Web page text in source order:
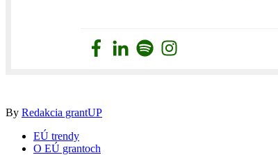
By Redakcia grantUP
EÚ trendy
O EÚ grantoch